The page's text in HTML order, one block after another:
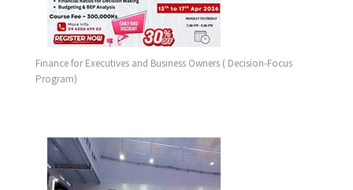
Finance for Executives and Business Owners ( Decision-Focus
Program)